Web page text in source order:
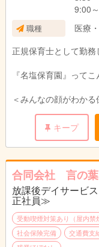
9:00
職種
医療
正規保育士として勤務
『名塩保育園』って
＜みんなの顔がわかる
小規模ならではのメ
「みんなの顔がわか
子どもたちはもちろ
みんなの顔がわかる
＜ゆとりを持って保育
小規模な保育園ではあ
をしてもらいたいとの
います。
特に「おんがくあそび
講師を招き、子ども達
キープ
合同会社 言の葉
放課後デイサービ
正社員≫
受動喫煙対策あり（屋内禁
社会保険完備
交通費支